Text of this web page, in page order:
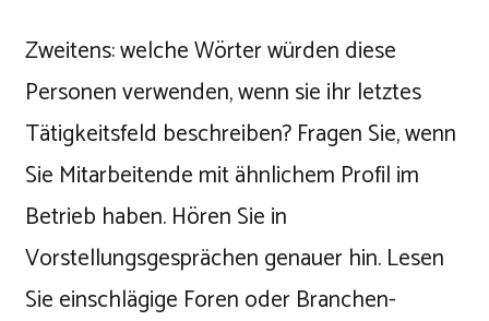
Zweitens: welche Wörter würden diese
Personen verwenden, wenn sie ihr letztes
Tätigkeitsfeld beschreiben? Fragen Sie, wenn
Sie Mitarbeitende mit ähnlichem Profil im
Betrieb haben. Hören Sie in
Vorstellungsgesprächen genauer hin. Lesen
Sie einschlägige Foren oder Branchen-